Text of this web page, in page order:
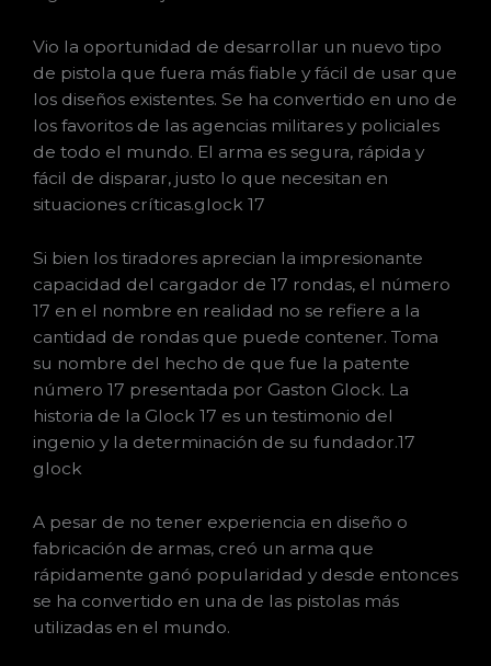
Vio la oportunidad de desarrollar un nuevo tipo
de pistola que fuera más fiable y fácil de usar que
los diseños existentes. Se ha convertido en uno de
los favoritos de las agencias militares y policiales
de todo el mundo. El arma es segura, rápida y
fácil de disparar, justo lo que necesitan en
situaciones críticas.glock 17
Si bien los tiradores aprecian la impresionante
capacidad del cargador de 17 rondas, el número
17 en el nombre en realidad no se refiere a la
cantidad de rondas que puede contener. Toma
su nombre del hecho de que fue la patente
número 17 presentada por Gaston Glock. La
historia de la Glock 17 es un testimonio del
ingenio y la determinación de su fundador.17
glock
A pesar de no tener experiencia en diseño o
fabricación de armas, creó un arma que
rápidamente ganó popularidad y desde entonces
se ha convertido en una de las pistolas más
utilizadas en el mundo.